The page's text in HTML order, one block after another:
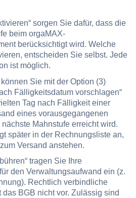
sorgen Sie dafür, dass die
beim orgaMAX-
berücksichtigt wird. Welche
entscheiden Sie selbst. Jede
ist möglich.
Sie mit der Option (3)
Fälligkeitsdatum vorschlagen“
Tag nach Fälligkeit einer
eines vorausgegangenen
Mahnstufe erreicht wird.
später in der Rechnungsliste an,
Versand anstehen.
tragen Sie Ihre
den Verwaltungsaufwand ein (z.
Rechtlich verbindliche
das BGB nicht vor. Zulässig sind